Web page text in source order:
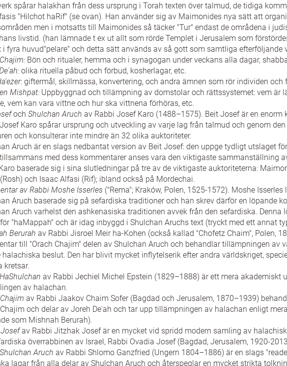
spårar halakhan från dess ursprung i Torah texten över talmud, de tidiga
"Hilchot haRif" (se ovan). Han använder sig av Maimonides nya sätt att
men i motsatts till Maimonides så täcker "Tur" endast de områdena i
livstid. (han lämnade t ex ut allt som rörde Templet i Jerusalem som
i fyra huvud"pelare" och detta sätt används av så gott som samtliga efterföljande
Bön och ritualer, hemma och i synagogan under veckans alla dagar,
olika rituella påbud och förbud, kosherlagar, etc.
: giftermål, skillmässa, konvertering, och andra ämnen som rör individen och
Mishpat: Uppbyggnad och tillämpning av domstolar och rättssystemet: vem är
vem kan vara vittne och hur ska vittnena förhöras, etc.
och Shulchan Aruch av Rabbi Josef Karo (1488–1575). Beit Josef är en enorm
Karo spårar ursprung och utveckling av varje lag från talmud och genom
och konsulterar inte mindre än 32 olika auktoriteter.
Aruch är en slags nedbantat version av Beit Josef: den uppge tydligt utslaget
med dess kommentarer anses vara den viktigaste sammanställning
baserade sig i sina slutledningar på tre av de viktigaste auktoriteterna:
och Isaac Alfasi (Rif); ibland också på Mordechai.
av Rabbi Moshe Isserles ("Rema"; Kraków, Polen, 1525-1572). Moshe
Aruch baserade sig på sefardiska traditioner och han skrev därför en löpande
Aruch varhelst den ashkenasiska traditionen avvek från den sefardiska. Denna
"haMappah" och är idag inbyggd i Shulchan Aruchs text (tryckt med ett annat
Berurah av Rabbi Jisroel Meir ha-Kohen (också kallad "Chofetz Chaim", Polen,
till "Orach Chajim" delen av Shulchan Aruch och behandlar tillämpningen av
halachiska beslut. Den har blivit mycket inflytelserik efter andra världskriget,
kretsar.
av Rabbi Jechiel Michel Epstein (1829–1888) är ett mera akademiskt
av halachan.
av Rabbi Jaakov Chaim Sofer (Bagdad och Jerusalem, 1870–1939)
och delar av Joreh De'ah och tar upp tillämpningen av halachan enligt
som Mishnah Berurah).
av Rabbi Jitzhak Josef är en mycket vid spridd modern samling av
överrabbinen av Israel, Rabbi Ovadia Josef (Bagdad, Jerusalem, 1920-
Aruch av Rabbi Shlomo Ganzfried (Ungern 1804–1886) är en slags
lagar från alla delar av Shulchan Aruch och återspeglar en mycket strikta